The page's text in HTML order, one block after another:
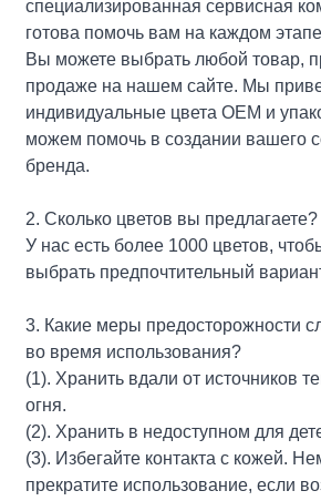
специализированная сервисная
готова помочь вам на каждом
Вы можете выбрать любой товар,
продаже на нашем сайте. Мы
индивидуальные цвета OEM и
можем помочь в создании вашего
бренда.
2. Сколько цветов вы предлагаете?
У нас есть более 1000 цветов,
выбрать предпочтительный
3. Какие меры предосторожности
во время использования?
(1). Хранить вдали от источников
огня.
(2). Хранить в недоступном для
(3). Избегайте контакта с кожей.
прекратите использование, если